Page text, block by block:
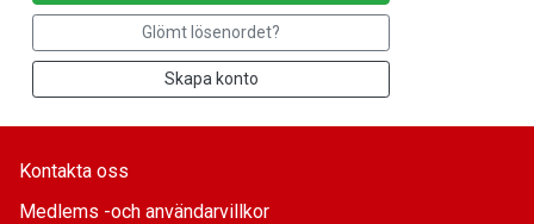
Glömt lösenordet?
Skapa konto
Kontakta oss
Medlems -och användarvillkor